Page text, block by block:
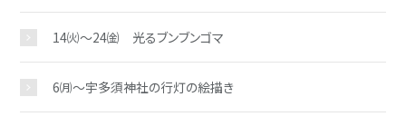
14㈫～24㈮ 光るブンブンゴマ
6㈪～宇多須神社の行灯の絵描き